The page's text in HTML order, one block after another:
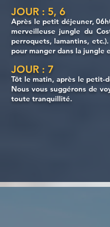
JOUR : 5, 6
Après le petit déjeuner,
merveilleuse jungle du
perroquets, lamantins,
pour manger dans la jungle
JOUR : 7
Tôt le matin, après le petit-
Nous vous suggérons de
toute tranquillité.